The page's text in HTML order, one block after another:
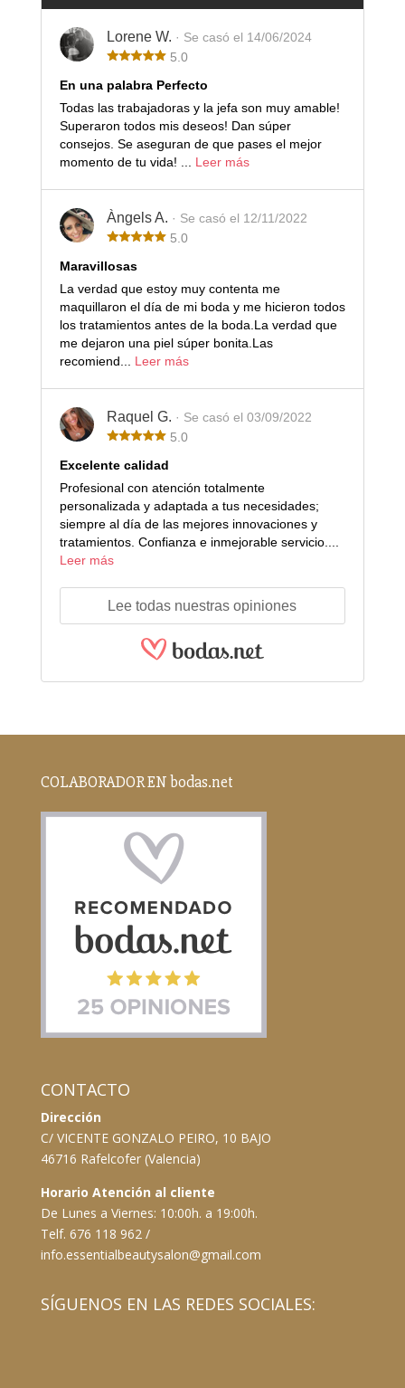
Lorene W. · Se casó el 14/06/2024
5.0
En una palabra Perfecto
Todas las trabajadoras y la jefa son muy amable!
Superaron todos mis deseos! Dan súper
consejos. Se aseguran de que pases el mejor
momento de tu vida! ... Leer más
Àngels A. · Se casó el 12/11/2022
5.0
Maravillosas
La verdad que estoy muy contenta me
maquillaron el día de mi boda y me hicieron todos
los tratamientos antes de la boda.La verdad que
me dejaron una piel súper bonita.Las
recomiend... Leer más
Raquel G. · Se casó el 03/09/2022
5.0
Excelente calidad
Profesional con atención totalmente
personalizada y adaptada a tus necesidades;
siempre al día de las mejores innovaciones y
tratamientos. Confianza e inmejorable servicio....
Leer más
Lee todas nuestras opiniones
COLABORADOR EN bodas.net
CONTACTO
Dirección
C/ VICENTE GONZALO PEIRO, 10 BAJO
46716 Rafelcofer (Valencia)
Horario Atención al cliente
De Lunes a Viernes: 10:00h. a 19:00h.
Telf. 676 118 962 /
info.essentialbeautysalon@gmail.com
SÍGUENOS EN LAS REDES SOCIALES: